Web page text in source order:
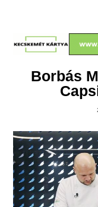
Borbás